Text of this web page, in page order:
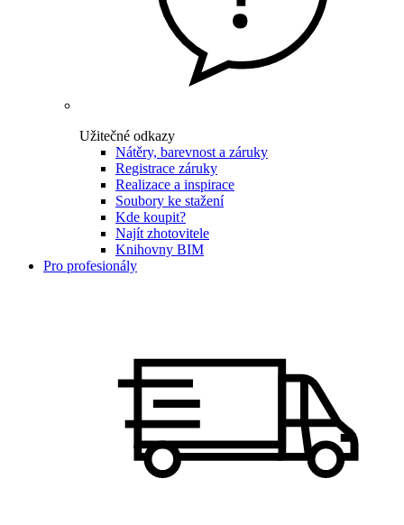
Užitečné odkazy
Nátěry, barevnost a záruky
Registrace záruky
Realizace a inspirace
Soubory ke stažení
Kde koupit?
Najít zhotovitele
Knihovny BIM
Pro profesionály